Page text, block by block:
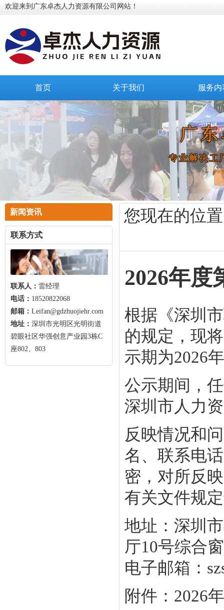
欢迎来到广东卓杰人力资源有限公司网站！
首页 关于我们 服务内
新闻资讯
联系方式
联系人： 雷经理
电话： 18520822068
邮箱： Leifan@gdzhuojiehr.com
地址： 深圳市光明区光明街道
碧眼社区华强创意产业园3栋C
座802、803
您现在的位
2026年度
根据《深圳
的规定，现
示期为2026
公示期间，
深圳市人力
反映情况和
名、联系电
密，对所反
有关文件规
地址：深圳
厅10号综合
电子邮箱：
附件：2026